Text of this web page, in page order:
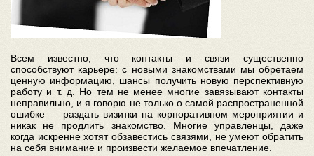
Всем известно, что контакты и связи существенно
способствуют карьере: с новыми знакомствами мы обретаем
ценную информацию, шансы получить новую перспективную
работу и т. д. Но тем не менее многие завязывают контакты
неправильно, и я говорю не только о самой распространенной
ошибке — раздать визитки на корпоративном мероприятии и
никак не продлить знакомство. Многие управленцы, даже
когда искренне хотят обзавестись связями, не умеют обратить
на себя внимание и произвести желаемое впечатление.